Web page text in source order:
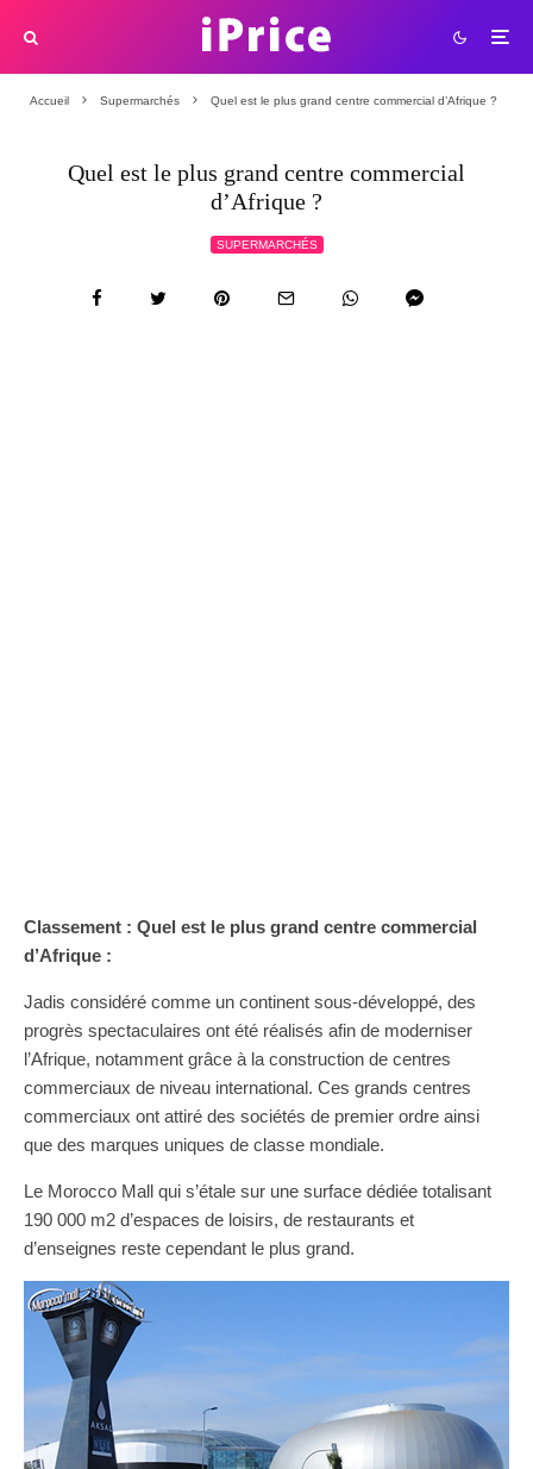
Accueil Supermarchés Quel est le plus grand centre commercial d’Afrique ?
Quel est le plus grand centre commercial
d’Afrique ?
SUPERMARCHÉS
Classement : Quel est le plus grand centre commercial
d’Afrique :
Jadis considéré comme un continent sous-développé, des
progrès spectaculaires ont été réalisés afin de moderniser
l’Afrique, notamment grâce à la construction de centres
commerciaux de niveau international. Ces grands centres
commerciaux ont attiré des sociétés de premier ordre ainsi
que des marques uniques de classe mondiale.
Le Morocco Mall qui s’étale sur une surface dédiée totalisant
190 000 m2 d’espaces de loisirs, de restaurants et
d’enseignes reste cependant le plus grand.